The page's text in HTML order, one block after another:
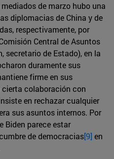
de marzo hubo una
diplomacias de China y de
respectivamente, por
Central de Asuntos
secretario de Estado), en la
duramente sus
firme en sus
cierta colaboración con
en rechazar cualquier
sus asuntos internos. Por
Biden parece estar
de democracias[9] en